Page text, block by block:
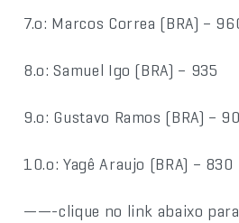
7.o: Marcos Correa (BRA) –
8.o: Samuel Igo (BRA) – 935
9.o: Gustavo Ramos (BRA) –
10.o: Yagê Araujo (BRA) – 830
——-clique no link abaixo